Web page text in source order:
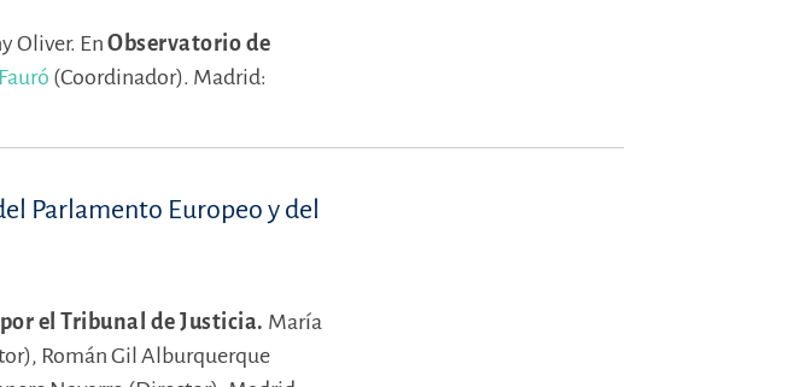
Oliver. En Observatorio de
(Coordinador). Madrid:
Parlamento Europeo y del
el Tribunal de Justicia. María
Román Gil Alburquerque